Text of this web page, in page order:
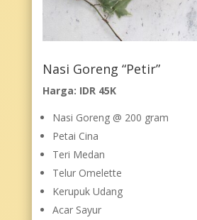
Nasi Goreng “Petir”
Harga: IDR 45K
Nasi Goreng @ 200 gram
Petai Cina
Teri Medan
Telur Omelette
Kerupuk Udang
Acar Sayur